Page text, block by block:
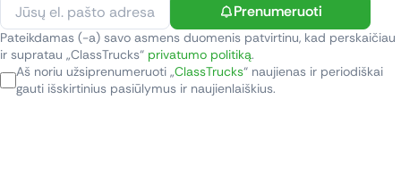
Prenumeruoti
Pateikdamas (-a) savo asmens duomenis patvirtinu, kad perskaičiau
ir supratau „ClassTrucks“ privatumo politiką.
Aš noriu užsiprenumeruoti „ClassTrucks“ naujienas ir periodiškai
gauti išskirtinius pasiūlymus ir naujienlaiškius.